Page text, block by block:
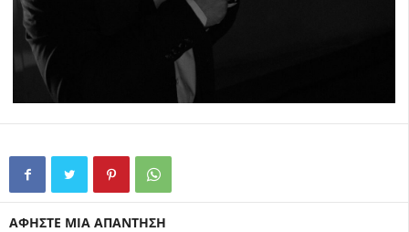
ΑΦΗΣΤΕ ΜΙΑ ΑΠΑΝΤΗΣΗ